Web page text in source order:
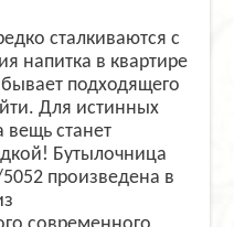
сталкиваются с
напитка в квартире
подходящего
Для истинных
вещь станет
Бутылочница
произведена в